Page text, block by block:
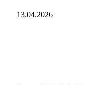
13.04.2026